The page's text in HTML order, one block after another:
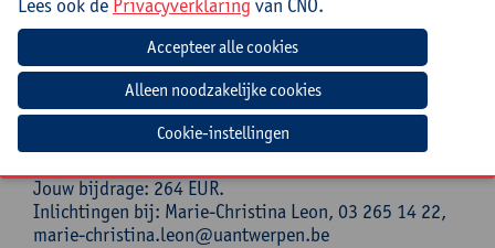
Deze cursus loopt over 2 dagen.
Cursuscode:26/LAG/205A
Syllabus en Lunch inbegrepen
Jouw bijdrage: 264 EUR.
Inlichtingen bij: Marie-Christina Leon, 03 265 14 22,
marie-christina.leon@uantwerpen.be
Lees ook de Privacyverklaring van CNO.
Cookie-instellingen